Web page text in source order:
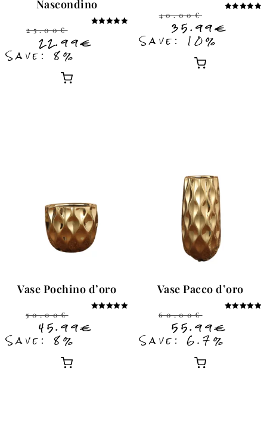
Nascondino
25.00€
22.99€
Save: 8%
40.00€
35.99€
Save: 10%
Vase Pochino d’oro
50.00€
45.99€
Save: 8%
Vase Pacco d’oro
60.00€
55.99€
Save: 6.7%